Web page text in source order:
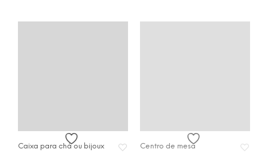
Caixa para chá ou bijoux